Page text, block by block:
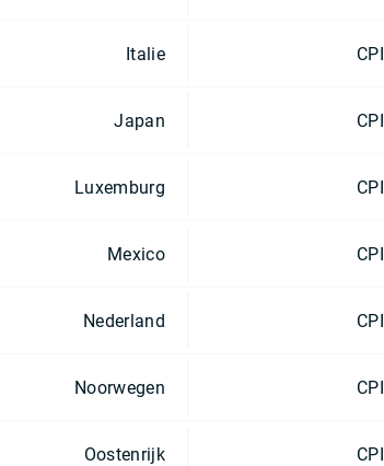
Italie CPI
Japan CPI
Luxemburg CPI
Mexico CPI
Nederland CPI
Noorwegen CPI
Oostenrijk CPI